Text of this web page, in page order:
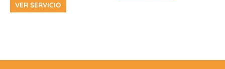
VER SERVICIO